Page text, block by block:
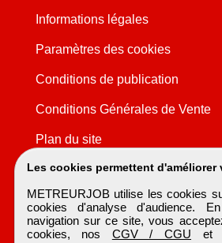
Les cookies permettent d'améliorer
METREURJOB utilise les cookies
cookies d'analyse d'audience.
navigation sur ce site, vous
cookies, nos CGV / CGU et
Informations légales
Paramètres des cookies
Conditions de publication
Conditions Générales de Vente
Plan du site